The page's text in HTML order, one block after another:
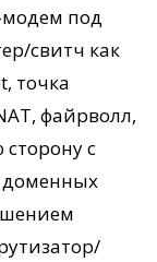
модем под
свитч как
точка
файрволл,
с
доменных